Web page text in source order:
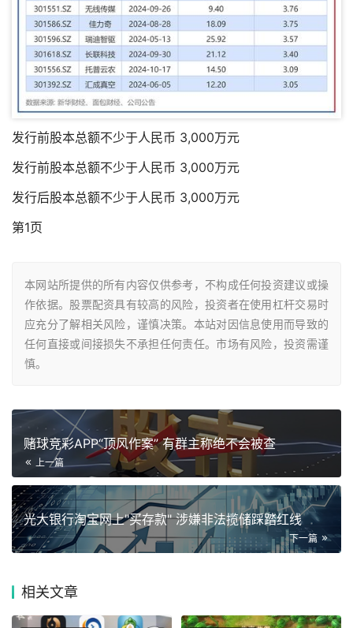
发行前股本总额不少于人民币 3,000万元
发行前股本总额不少于人民币 3,000万元
发行后股本总额不少于人民币 3,000万元
第1页
本网站所提供的所有内容仅供参考，不构成任何投资建议或操
作依据。股票配资具有较高的风险，投资者在使用杠杆交易时
应充分了解相关风险，谨慎决策。本站对因信息使用而导致的
任何直接或间接损失不承担任何责任。市场有风险，投资需谨
慎。
赌球竞彩APP“顶风作案” 有群主称绝不会被查
上一篇
光大银行淘宝网上"买存款" 涉嫌非法揽储踩踏红线
下一篇
相关文章